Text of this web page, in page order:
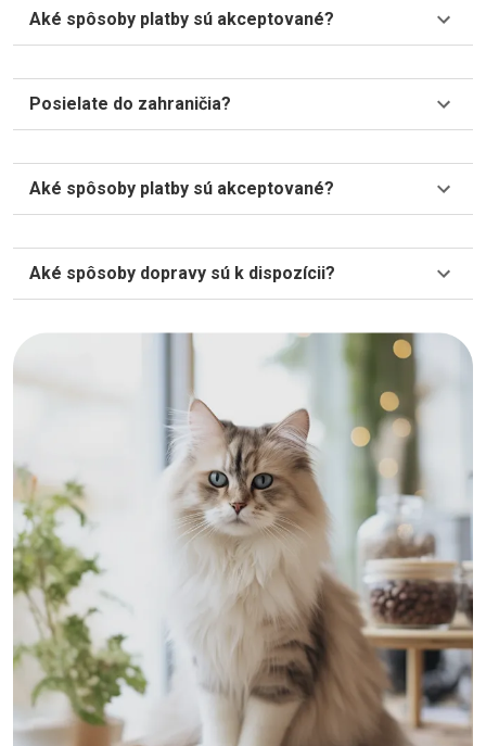
Aké spôsoby platby sú akceptované?
Posielate do zahraničia?
Aké spôsoby platby sú akceptované?
Aké spôsoby dopravy sú k dispozícii?